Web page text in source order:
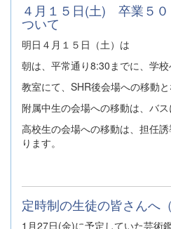
４月１５日(土) 卒業５
ついて
明日４月１５日（土）は
朝は、平常通り8:30までに、学校
教室にて、SHR後会場への移動と
附属中生の会場への移動は、バス
高校生の会場への移動は、担任
ります。
定時制の生徒の皆さんへ
1月27日(金)に予定していた芸術